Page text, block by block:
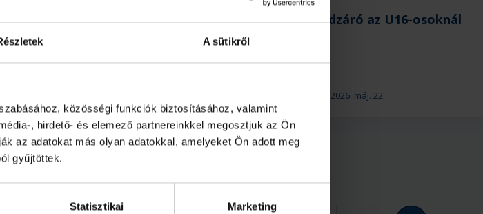
A sütikről
közösségi funkciók biztosításához, valamint
, hirdető- és elemező partnereinkkel megosztjuk az Ön
az adatokat más olyan adatokkal, amelyeket Ön adott meg
gyűjtöttek.
Statisztikai Marketing
Keserédes U16-os
2026. máj. 22.
Évadzáró az U16-osoknál